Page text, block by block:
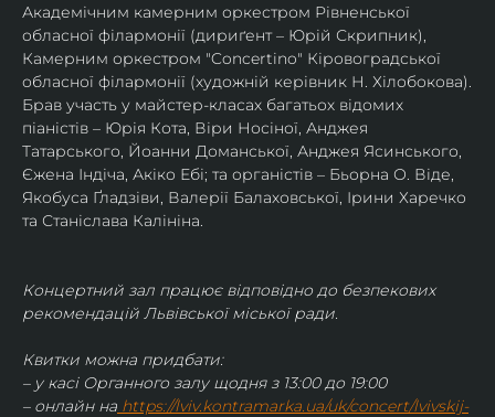
Академічним камерним оркестром Рівненської
обласної філармонії (дириґент – Юрій Скрипник),
Камерним оркестром "Concertino" Кіровоградської
обласної філармонії (художній керівник Н. Хілобокова).
Брав участь у майстер-класах багатьох відомих
піаністів – Юрія Кота, Віри Носіної, Анджея
Татарського, Йоанни Доманської, Анджея Ясинського,
Єжена Індіча, Акіко Ебі; та органістів – Бьорна О. Віде,
Якобуса Ґладзіви, Валерії Балаховської, Ірини Харечко
та Станіслава Калініна.
Концертний зал працює відповідно до безпекових
рекомендацій Львівської міської ради.
Квитки можна придбати:
– у касі Органного залу щодня з 13:00 до 19:00
– онлайн на https://lviv.kontramarka.ua/uk/concert/lvivskij-